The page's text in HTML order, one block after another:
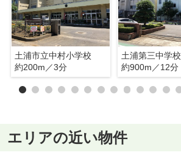
土浦市立中村小学校
約200m／3分
土浦第三中学校
約900m／12分
エリアの近い物件